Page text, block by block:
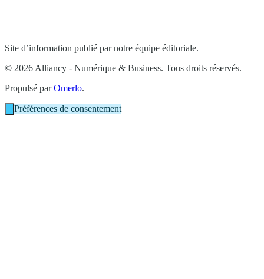
Site d’information publié par notre équipe éditoriale.
© 2026 Alliancy - Numérique & Business. Tous droits réservés.
Propulsé parOmerlo.
Préférences de consentement